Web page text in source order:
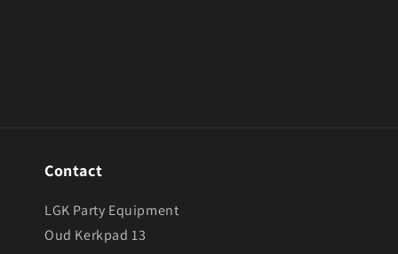
Contact
LGK Party Equipment
Oud Kerkpad 13